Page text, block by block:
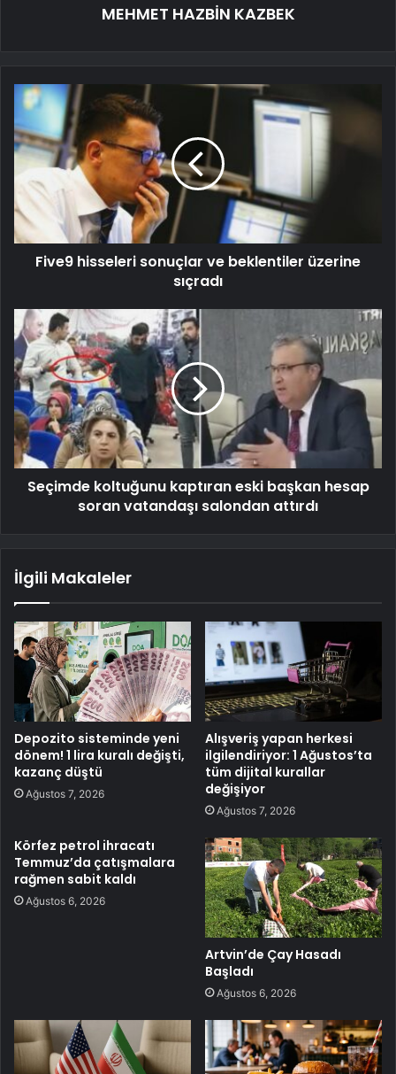
MEHMET HAZBİN KAZBEK
Five9 hisseleri sonuçlar ve beklentiler üzerine
sıçradı
Seçimde koltuğunu kaptıran eski başkan hesap
soran vatandaşı salondan attırdı
İlgili Makaleler
Depozito sisteminde yeni
dönem! 1 lira kuralı değişti,
kazanç düştü
Ağustos 7, 2026
Alışveriş yapan herkesi
ilgilendiriyor: 1 Ağustos’ta
tüm dijital kurallar
değişiyor
Ağustos 7, 2026
Körfez petrol ihracatı
Temmuz’da çatışmalara
rağmen sabit kaldı
Ağustos 6, 2026
Artvin’de Çay Hasadı
Başladı
Ağustos 6, 2026